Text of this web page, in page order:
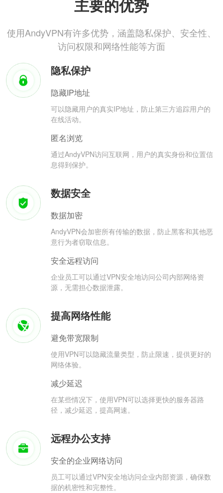
主要的优势
使用AndyVPN有许多优势，涵盖隐私保护、安全性、
访问权限和网络性能等方面
隐私保护
隐藏IP地址
可以隐藏用户的真实IP地址，防止第三方追踪用户的
在线活动。
匿名浏览
通过AndyVPN访问互联网，用户的真实身份和位置信
息得到保护。
数据安全
数据加密
AndyVPN会加密所有传输的数据，防止黑客和其他恶
意行为者窃取信息。
安全远程访问
企业员工可以通过VPN安全地访问公司内部网络资
源，无需担心数据泄露。
提高网络性能
避免带宽限制
使用VPN可以隐藏流量类型，防止限速，提供更好的
网络体验。
减少延迟
在某些情况下，使用VPN可以选择更快的服务器路
径，减少延迟，提高网速。
远程办公支持
安全的企业网络访问
员工可以通过VPN安全地访问企业内部资源，确保数
据的机密性和完整性。